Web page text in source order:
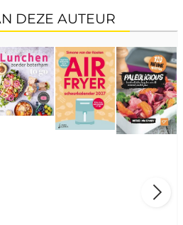
DEZE AUTEUR